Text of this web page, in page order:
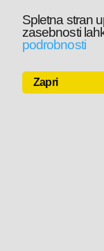
Spletna stran
zasebnosti
podrobnosti
Zapri